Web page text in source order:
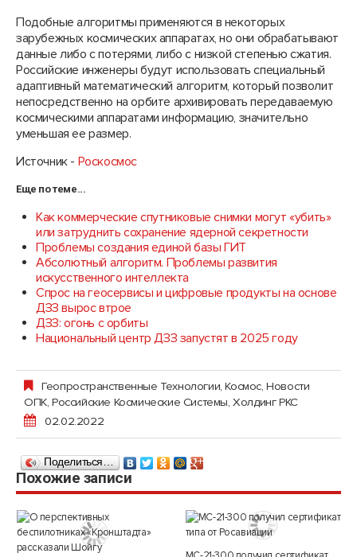
Подобные алгоритмы применяются в некоторых
зарубежных космических аппаратах, но они обрабатывают
данные либо с потерями, либо с низкой степенью сжатия.
Российские инженеры будут использовать специальный
адаптивный математический алгоритм, который позволит
непосредственно на орбите архивировать передаваемую
космическими аппаратами информацию, значительно
уменьшая ее размер.
Источник - Роскосмос
Еще по теме...
Как коммерческие спутниковые снимки могут «убить»
или затруднить сохранение ядерной секретности
Проблемы создания единой базы ГИТ
Абсолютный алгоритм. Проблемы развития
искусственного интеллекта
Спрос на геосервисы и цифровые продукты на основе
ДЗЗ вырос втрое
ДЗЗ: огонь с орбиты
Национальный центр ДЗЗ запустят в 2025 году
Геопространственные Технологии,Космос,Новости
ОПК,Российские Космические Системы, Холдинг РКС
02.02.2022
Поделиться…
Похожие записи